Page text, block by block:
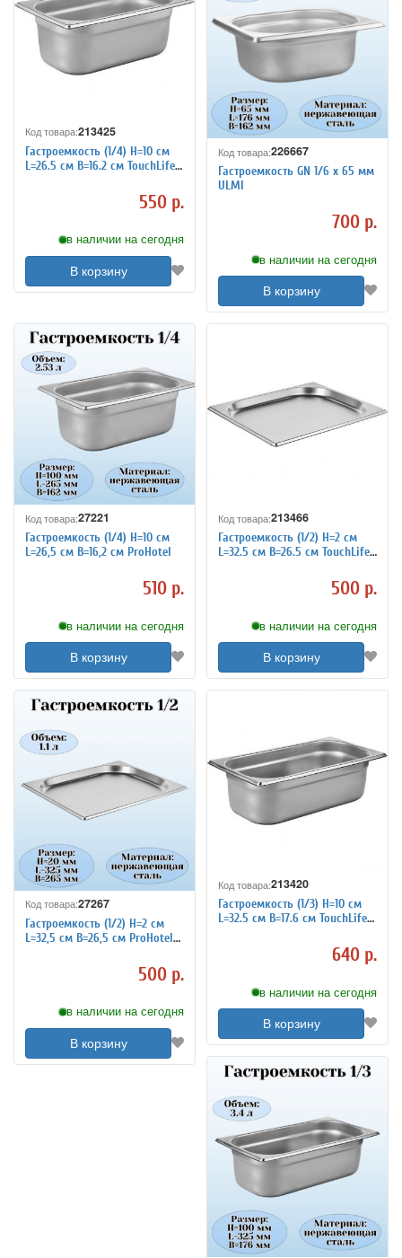
Код товара:213425
Гастроемкость (1/4) H=10 см
L=26.5 см B=16.2 см TouchLife
550 р.
в наличии на сегодня
В корзину
Код товара:226667
Гастроемкость GN 1/6 х 65 мм
ULMI
700 р.
в наличии на сегодня
В корзину
Код товара:27221
Гастроемкость (1/4) H=10 см
L=26,5 см B=16,2 см ProHotel
510 р.
в наличии на сегодня
В корзину
Код товара:213466
Гастроемкость (1/2) H=2 см
L=32.5 см B=26.5 см TouchLife
500 р.
в наличии на сегодня
В корзину
Код товара:27267
Гастроемкость (1/2) H=2 см
L=32,5 см B=26,5 см ProHotel
500 р.
в наличии на сегодня
В корзину
Код товара:213420
Гастроемкость (1/3) H=10 см
L=32.5 см B=17.6 см TouchLife
640 р.
в наличии на сегодня
В корзину